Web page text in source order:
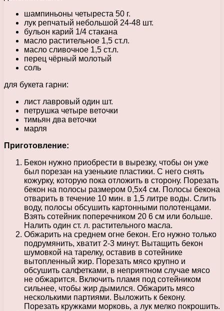
шампиньоны четыреста 50 г.
лук репчатый небольшой 24-48 шт.
бульон карий 1/4 стакана
масло растительное 1,5 ст.л.
масло сливочное 1,5 ст.л.
перец чёрный молотый
соль
для букета гарни:
лист лавровый один шт.
петрушка четыре веточки
тимьян два веточки
марля
Приготовление:
Бекон нужно приобрести в вырезку, чтобы он уже
был порезан на узенькие пластики. С него снять
кожурку, которую пока отложить в сторону. Порезать
бекон на полосы размером 0,5х4 см. Полосы бекона
отварить в течение 10 мин. в 1,5 литре воды. Слить
воду, полосы обсушить картонными полотенцами.
Взять сотейник поперечником 20 6 см или больше.
Налить один ст. л. растительного масла.
Обжарить на среднем огне бекон. Его нужно только
подрумянить, хватит 2-3 минут. Вытащить бекон
шумовкой на тарелку, оставив в сотейнике
вытопленный жир. Порезать мясо крупно и
обсушить салфетками, в неприятном случае мясо
не обжарится. Включить пламя под сотейником
сильнее, чтобы жир дымился. Обжарить мясо
несколькими партиями. Выложить к бекону.
Порезать кружками морковь, а лук мелко покрошить.